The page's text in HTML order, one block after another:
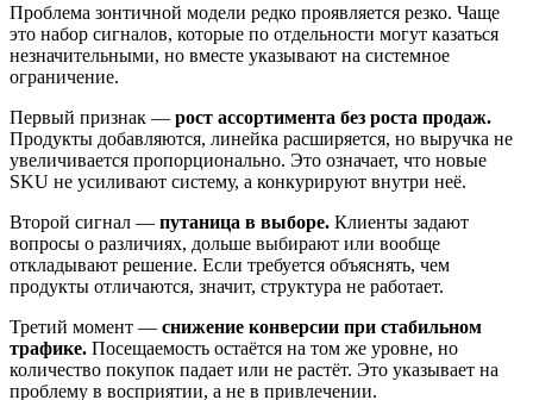
Проблема зонтичной модели редко проявляется резко. Чаще
это набор сигналов, которые по отдельности могут казаться
незначительными, но вместе указывают на системное
ограничение.
Первый признак — рост ассортимента без роста продаж.
Продукты добавляются, линейка расширяется, но выручка не
увеличивается пропорционально. Это означает, что новые
SKU не усиливают систему, а конкурируют внутри неё.
Второй сигнал — путаница в выборе. Клиенты задают
вопросы о различиях, дольше выбирают или вообще
откладывают решение. Если требуется объяснять, чем
продукты отличаются, значит, структура не работает.
Третий момент — снижение конверсии при стабильном
трафике. Посещаемость остаётся на том же уровне, но
количество покупок падает или не растёт. Это указывает на
проблему в восприятии, а не в привлечении.